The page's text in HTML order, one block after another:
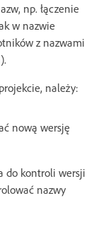
np. łączenie
w nazwie
z nazwami
należy:
nową wersję
do kontroli wersji
nazwy